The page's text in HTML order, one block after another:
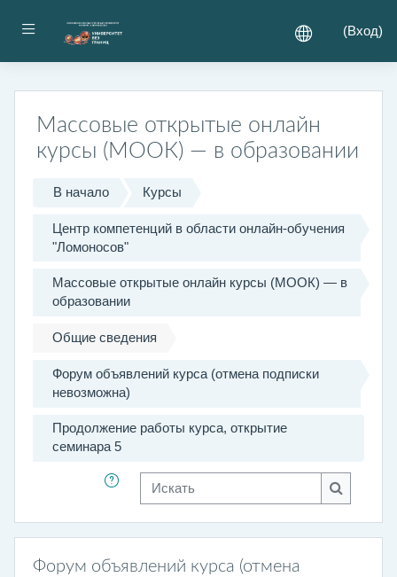
Боковая панель (Вход)
Массовые открытые онлайн
курсы (МООК) — в образовании
В начало Курсы
Центр компетенций в области онлайн-обучения
"Ломоносов"
Массовые открытые онлайн курсы (МООК) — в
образовании
Общие сведения
Форум объявлений курса (отмена подписки
невозможна)
Продолжение работы курса, открытие
семинара 5
Искать
Искать
Форум объявлений курса (отмена